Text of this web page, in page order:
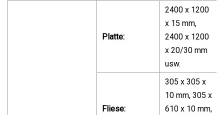
Platte:
2400 x 1200
x 15 mm,
2400 x 1200
x 20/30 mm
usw.
Fliese:
305 x 305 x
10 mm, 305 x
610 x 10 mm,